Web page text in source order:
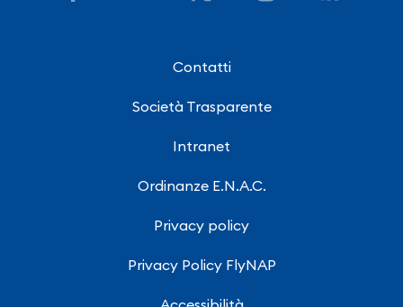
Contatti
Società Trasparente
Intranet
Ordinanze E.N.A.C.
Privacy policy
Privacy Policy FlyNAP